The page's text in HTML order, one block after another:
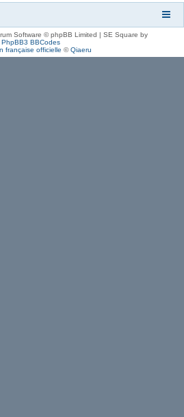
Software © phpBB Limited | SE Square by
PhpBB3 BBCodes
française officielle ©Qiaeru